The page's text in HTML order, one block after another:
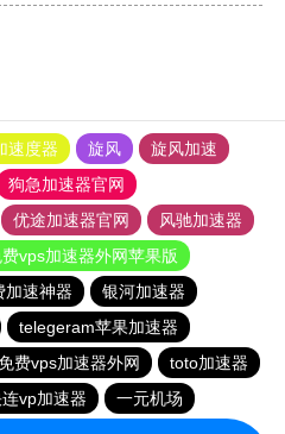
速度器 旋风
旋风加速
狗急加速器官网
优途加速器官网
风驰加速器
vps加速器外网苹果版
加速神器
银河加速器
telegeram苹果加速器
费vps加速器外网
toto加速器
vp加速器
一元机场